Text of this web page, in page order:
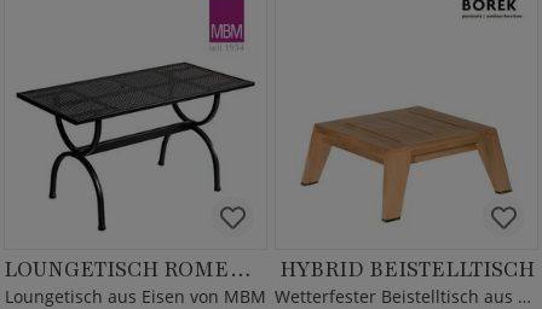
LOUNGETISCH ROMEO ELEGANCE
Loungetisch aus Eisen von MBM
HYBRID BEISTELLTISCH
Wetterfester Beistelltisch aus Teak